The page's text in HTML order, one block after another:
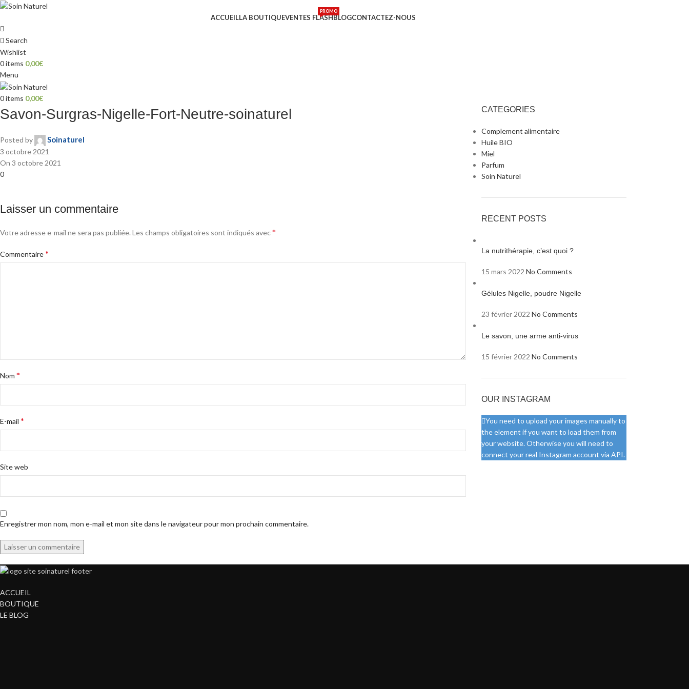
ACCUEILLA BOUTIQUEVENTES FLASH
PROMO
BLOGCONTACTEZ-NOUS
Search
Wishlist
0items 0,00€
Menu
0items 0,00€
Savon-Surgras-Nigelle-Fort-Neutre-soinaturel
Posted by Soinaturel
3 octobre 2021
On 3 octobre 2021
0
Laisser un commentaire
Votre adresse e-mail ne sera pas publiée. Les champs obligatoires sont indiqués avec*
Commentaire*
Nom *
E-mail *
Site web
Enregistrer mon nom, mon e-mail et mon site dans le navigateur pour mon prochain commentaire.
CATEGORIES
Complement alimentaire
Huile BIO
Miel
Parfum
Soin Naturel
RECENT POSTS
La nutrithérapie, c’est quoi ?
15 mars 2022 No Comments
Gélules Nigelle, poudre Nigelle
23 février 2022 No Comments
Le savon, une arme anti-virus
15 février 2022 No Comments
OUR INSTAGRAM
You need to upload your images manually to
the element if you want to load them from
your website. Otherwise you will need to
connect your real Instagram account via API.
ACCUEIL
BOUTIQUE
LE BLOG